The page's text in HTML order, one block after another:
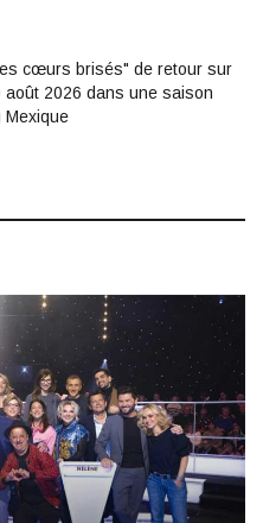
cœurs brisés" de retour sur
août 2026 dans une saison
Mexique